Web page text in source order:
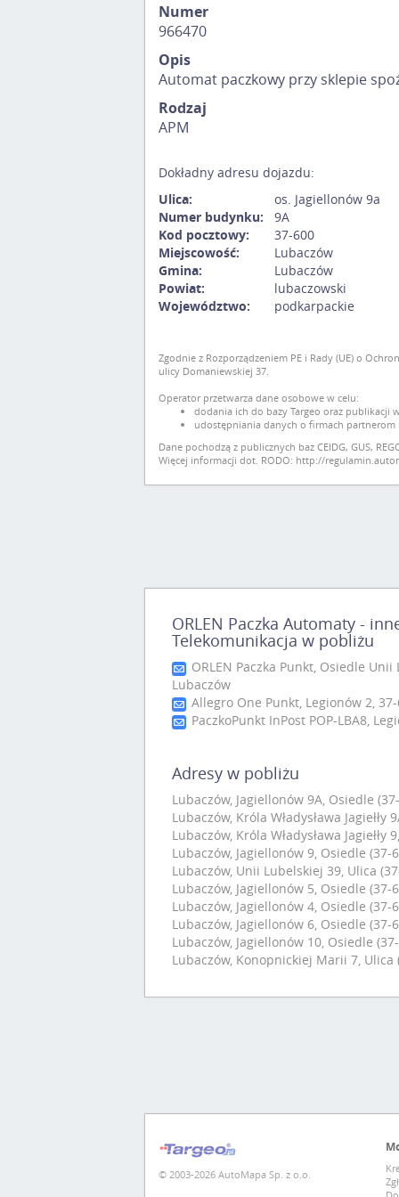
Numer
966470
Opis
Automat paczkowy przy sklepie
Rodzaj
APM
Dokładny adresu dojazdu:
Ulica:
os. Jagiellonów 9a
Numer budynku:
9A
Kod pocztowy:
37-600
Miejscowość:
Lubaczów
Gmina:
Lubaczów
Powiat:
lubaczowski
Województwo:
podkarpackie
Zgodnie z Rozporządzeniem PE i Rady (UE) o
ulicy Domaniewskiej 37.
Operator przetwarza dane osobowe w celu:
dodania ich do bazy Targeo oraz publikacji
udostępniania danych o firmach
Dane pochodzą z publicznych baz CEIDG, GUS,
Więcej informacji dot. RODO: http://
ORLEN Paczka Automaty -
Telekomunikacja w pobliżu
ORLEN Paczka Punkt, Osiedle
Lubaczów
Allegro One Punkt, Legionów 2,
PaczkoPunkt InPost POP-LBA8,
Adresy w pobliżu
Lubaczów, Jagiellonów 9A, Osiedle
Lubaczów, Króla Władysława Jagiełły
Lubaczów, Króla Władysława Jagiełły
Lubaczów, Jagiellonów 9, Osiedle (37-
Lubaczów, Unii Lubelskiej 39, Ulica
Lubaczów, Jagiellonów 5, Osiedle (37-
Lubaczów, Jagiellonów 4, Osiedle (37-
Lubaczów, Jagiellonów 6, Osiedle (37-
Lubaczów, Jagiellonów 10, Osiedle
Lubaczów, Konopnickiej Marii 7, Ulica
© 2003-2026 AutoMapa Sp. z o.o.